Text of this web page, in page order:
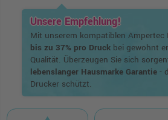
Unsere Empfehlung!
Mit unserem kompatiblen Ampertec
bis zu 37% pro Druckbei gewohnt
Qualität. Überzeugen Sie sich
lebenslanger Hausmarke Garantie-
Drucker schützt.